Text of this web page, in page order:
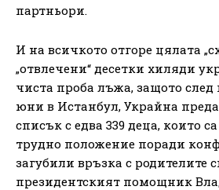
партньори.
И на всичкото отгоре цялата
„отвлечени“ десетки хиляди
чиста проба лъжа, защото след
юни в Истанбул, Украйна
списък с едва 339 деца, които
трудно положение поради
загубили връзка с родителите
президентският помощник